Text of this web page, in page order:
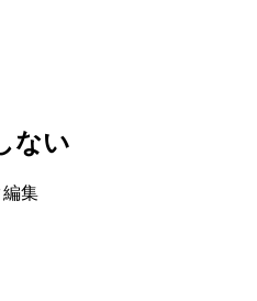
ない
集